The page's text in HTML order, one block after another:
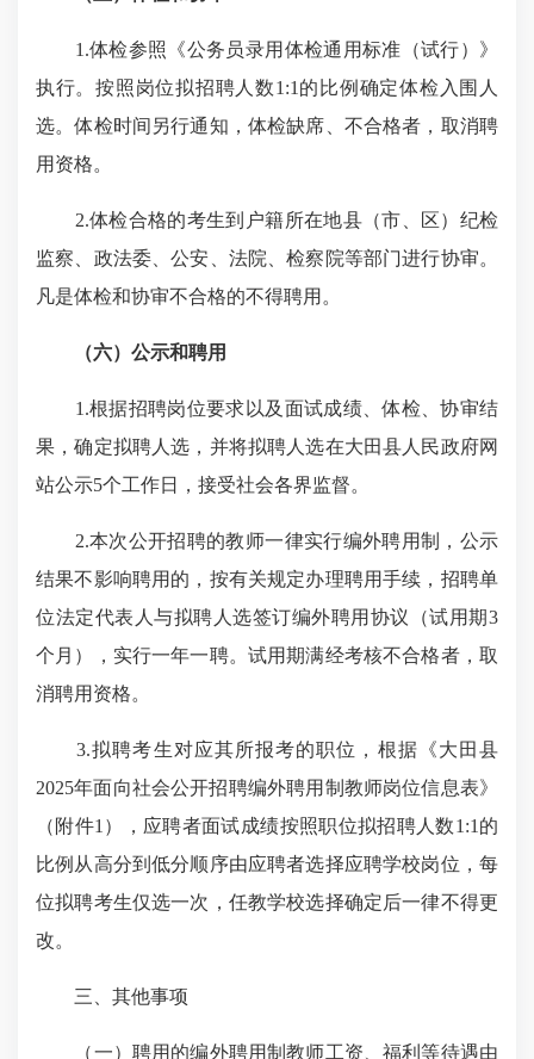
1.体检参照《公务员录用体检通用标准（试行）》
执行。按照岗位拟招聘人数1:1的比例确定体检入围人
选。体检时间另行通知，体检缺席、不合格者，取消聘
用资格。
2.体检合格的考生到户籍所在地县（市、区）纪检
监察、政法委、公安、法院、检察院等部门进行协审。
凡是体检和协审不合格的不得聘用。
（六）公示和聘用
1.根据招聘岗位要求以及面试成绩、体检、协审结
果，确定拟聘人选，并将拟聘人选在大田县人民政府网
站公示5个工作日，接受社会各界监督。
2.本次公开招聘的教师一律实行编外聘用制，公示
结果不影响聘用的，按有关规定办理聘用手续，招聘单
位法定代表人与拟聘人选签订编外聘用协议（试用期3
个月），实行一年一聘。试用期满经考核不合格者，取
消聘用资格。
3.拟聘考生对应其所报考的职位，根据《大田县
2025年面向社会公开招聘编外聘用制教师岗位信息表》
（附件1），应聘者面试成绩按照职位拟招聘人数1:1的
比例从高分到低分顺序由应聘者选择应聘学校岗位，每
位拟聘考生仅选一次，任教学校选择确定后一律不得更
改。
三、其他事项
（一）聘用的编外聘用制教师工资、福利等待遇由